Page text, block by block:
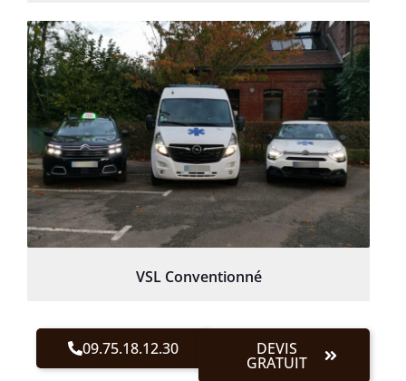
VSL Conventionné
09.75.18.12.30 DEVIS
GRATUIT